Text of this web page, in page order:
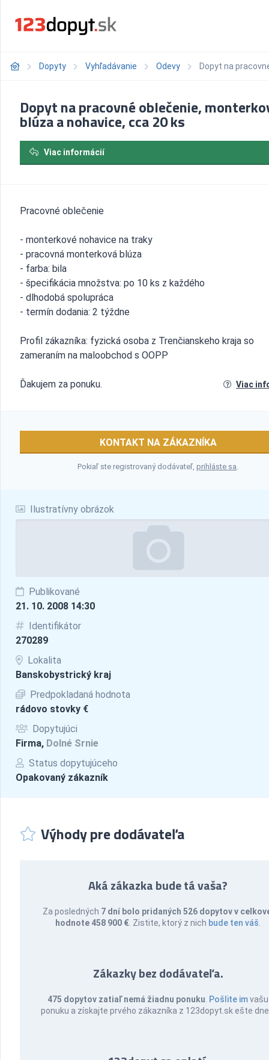
Dopyty Vyhľadávanie Odevy Dopyt na
Ilustratívny obrázok
Publikované
21. 10. 2008 14:30
Identifikátor
270289
Lokalita
Banskobystrický kraj
Predpokladaná hodnota
rádovo stovky €
Dopytujúci
Firma, Dolné Srnie
Status dopytujúceho
Opakovaný zákazník
Dopyt na pracovné oblečenie,
blúza a nohavice, cca 20 ks
Viac informácií
Pracovné oblečenie
- monterkové nohavice na traky
- pracovná monterková blúza
- farba: bila
- špecifikácia množstva: po 10 ks z každého
- dlhodobá spolupráca
- termín dodania: 2 týždne
Profil zákazníka: fyzická osoba z Trenčianskeho kraja so
zameraním na maloobchod s OOPP
Ďakujem za ponuku. Viac
KONTAKT NA ZÁKAZNÍKA
Pokiaľ ste registrovaný dodávateľ,prihláste sa.
Výhody pre dodávateľa
Aká zákazka bude tá vaša?
Za posledných 7 dní bolo pridaných 526 dopytov v
hodnote 458 900 € . Zistite, ktorý z nich bude ten váš
Zákazky bez dodávateľa.
475 dopytov zatiaľ nemá žiadnu ponuku Pošlite imvašu
ponuku a získajte prvého zákazníka z 123dopyt.sk ešte